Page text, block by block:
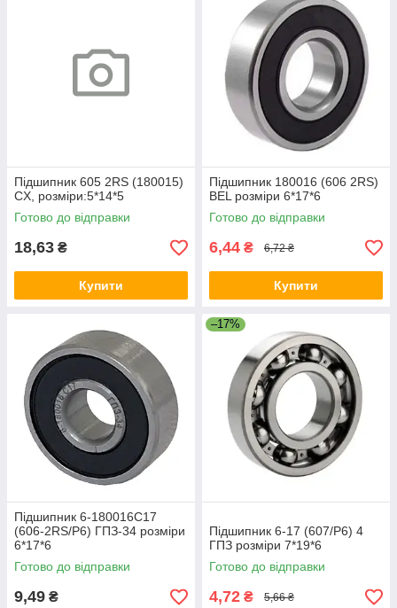
Підшипник 605 2RS (180015)
CX, розміри:5*14*5
Готово до відправки
18,63 ₴
Купити
Підшипник 180016 (606 2RS)
BEL розміри 6*17*6
Готово до відправки
6,44 ₴ 6,72 ₴
Купити
Підшипник 6-180016С17
(606-2RS/P6) ГПЗ-34 розміри
6*17*6
Готово до відправки
9,49 ₴
–17%
Підшипник 6-17 (607/P6) 4
ГПЗ розміри 7*19*6
Готово до відправки
4,72 ₴ 5,66 ₴